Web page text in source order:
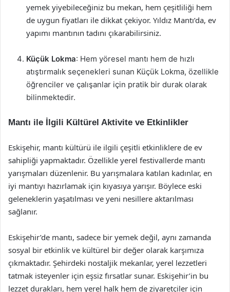
yemek yiyebileceğiniz bu mekan, hem çeşitliliği hem
de uygun fiyatları ile dikkat çekiyor. Yıldız Mantı’da, ev
yapımı mantının tadını çıkarabilirsiniz.
Küçük Lokma: Hem yöresel mantı hem de hızlı
atıştırmalık seçenekleri sunan Küçük Lokma, özellikle
öğrenciler ve çalışanlar için pratik bir durak olarak
bilinmektedir.
Mantı ile İlgili Kültürel Aktivite ve Etkinlikler
Eskişehir, mantı kültürü ile ilgili çeşitli etkinliklere de ev
sahipliği yapmaktadır. Özellikle yerel festivallerde mantı
yarışmaları düzenlenir. Bu yarışmalara katılan kadınlar, en
iyi mantıyı hazırlamak için kıyasıya yarışır. Böylece eski
geleneklerin yaşatılması ve yeni nesillere aktarılması
sağlanır.
Eskişehir’de mantı, sadece bir yemek değil, aynı zamanda
sosyal bir etkinlik ve kültürel bir değer olarak karşımıza
çıkmaktadır. Şehirdeki nostaljik mekanlar, yerel lezzetleri
tatmak isteyenler için eşsiz fırsatlar sunar. Eskişehir’in bu
lezzet durakları, hem yerel halk hem de ziyaretçiler için